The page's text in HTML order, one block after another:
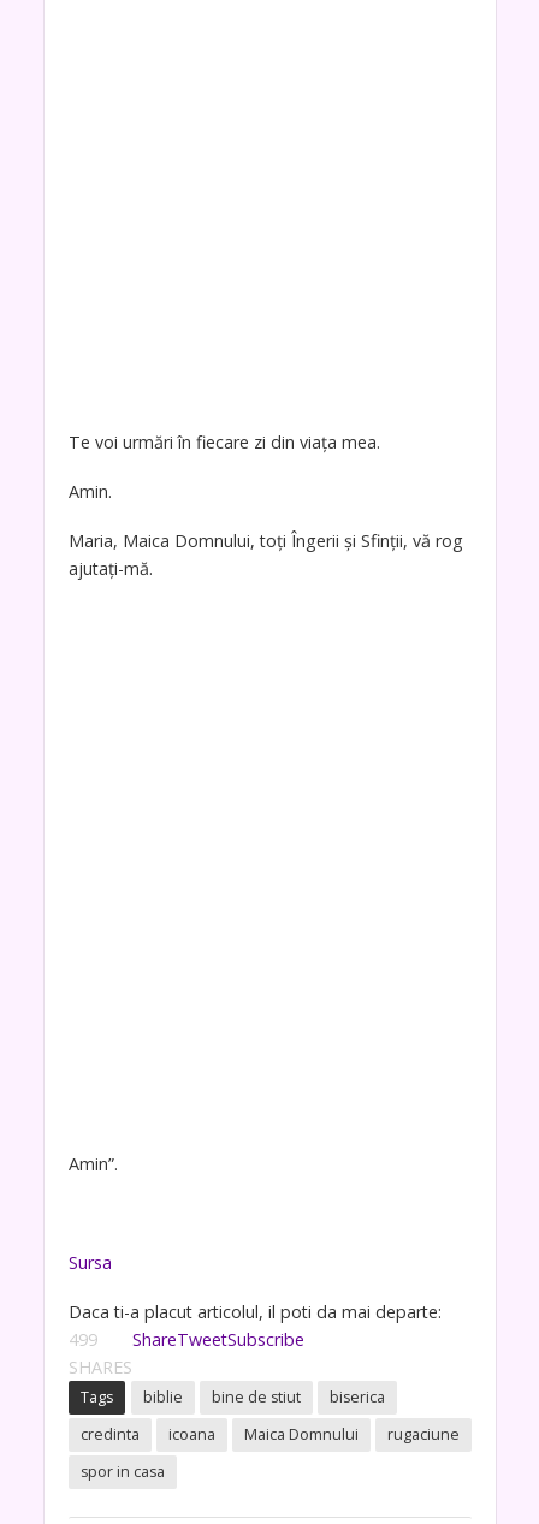
Te voi urmări în fiecare zi din viața mea.
Amin.
Maria, Maica Domnului, toți Îngerii și Sfinții, vă rog
ajutați-mă.
Amin”.
Sursa
Daca ti-a placut articolul, il poti da mai departe:
499
SHARES
ShareTweetSubscribe
Tags biblie bine de stiut
biserica
credinta
icoana Maica Domnului
rugaciune
spor in casa